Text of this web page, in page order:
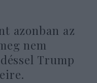
azonban az
nem
Trump